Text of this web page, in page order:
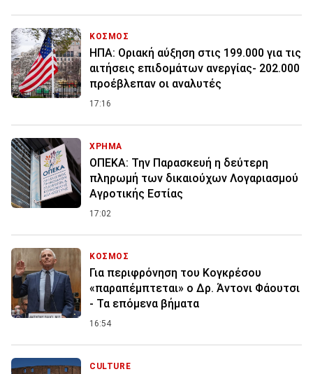
ΚΟΣΜΟΣ
ΗΠΑ: Οριακή αύξηση στις 199.000 για τις
αιτήσεις επιδομάτων ανεργίας- 202.000
προέβλεπαν οι αναλυτές
17:16
ΧΡΗΜΑ
ΟΠΕΚΑ: Την Παρασκευή η δεύτερη
πληρωμή των δικαιούχων Λογαριασμού
Αγροτικής Εστίας
17:02
ΚΟΣΜΟΣ
Για περιφρόνηση του Κογκρέσου
«παραπέμπτεται» ο Δρ. Άντονι Φάουτσι
- Τα επόμενα βήματα
16:54
CULTURE